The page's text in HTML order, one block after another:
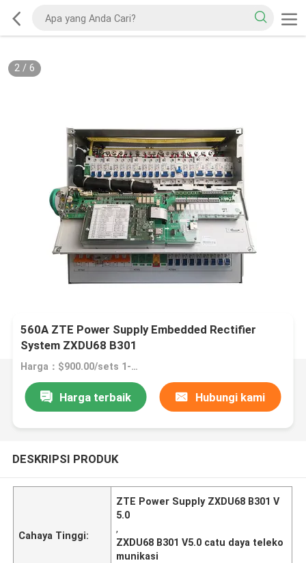
2/ 6
560A ZTE Power Supply Embedded Rectifier
System ZXDU68 B301
Harga：$900.00/sets 1-1 sets
Harga terbaik Hubungi kami
DESKRIPSI PRODUK
Cahaya Tinggi:
ZTE Power Supply ZXDU68 B301 V
5.0
,
ZXDU68 B301 V5.0 catu daya teleko
munikasi